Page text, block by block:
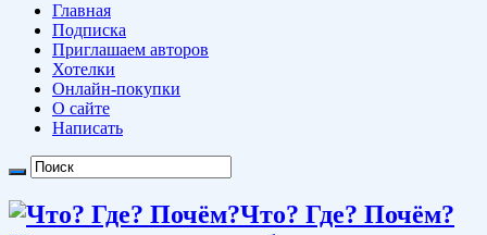
Главная
Подписка
Приглашаем авторов
Хотелки
Онлайн-покупки
О сайте
Написать
Что? Где? Почём?